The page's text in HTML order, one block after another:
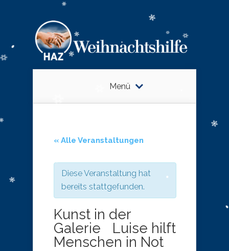
Menü
« Alle Veranstaltungen
Diese Veranstaltung hat
bereits stattgefunden.
Kunst in der
Galerie Luise hilft
Menschen in Not